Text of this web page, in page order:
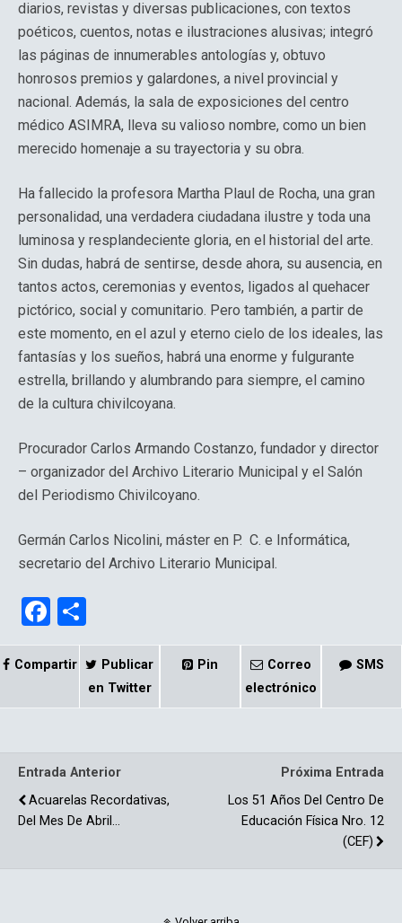
diarios, revistas y diversas publicaciones, con textos
poéticos, cuentos, notas e ilustraciones alusivas; integró
las páginas de innumerables antologías y, obtuvo
honrosos premios y galardones, a nivel provincial y
nacional. Además, la sala de exposiciones del centro
médico ASIMRA, lleva su valioso nombre, como un bien
merecido homenaje a su trayectoria y su obra.
Ha fallecido la profesora Martha Plaul de Rocha, una gran
personalidad, una verdadera ciudadana ilustre y toda una
luminosa y resplandeciente gloria, en el historial del arte.
Sin dudas, habrá de sentirse, desde ahora, su ausencia, en
tantos actos, ceremonias y eventos, ligados al quehacer
pictórico, social y comunitario. Pero también, a partir de
este momento, en el azul y eterno cielo de los ideales, las
fantasías y los sueños, habrá una enorme y fulgurante
estrella, brillando y alumbrando para siempre, el camino
de la cultura chivilcoyana.
Procurador Carlos Armando Costanzo, fundador y director
– organizador del Archivo Literario Municipal y el Salón
del Periodismo Chivilcoyano.
Germán Carlos Nicolini, máster en P. C. e Informática,
secretario del Archivo Literario Municipal.
F
a
ce
k
o
m
p
Compartir
Publicar
en Twitter
Pin
Correo
electrónico
SMS
Entrada Anterior
Acuarelas Recordativas,
Del Mes De Abril…
Próxima Entrada
Los 51 Años Del Centro De
Educación Física Nro. 12
(CEF)